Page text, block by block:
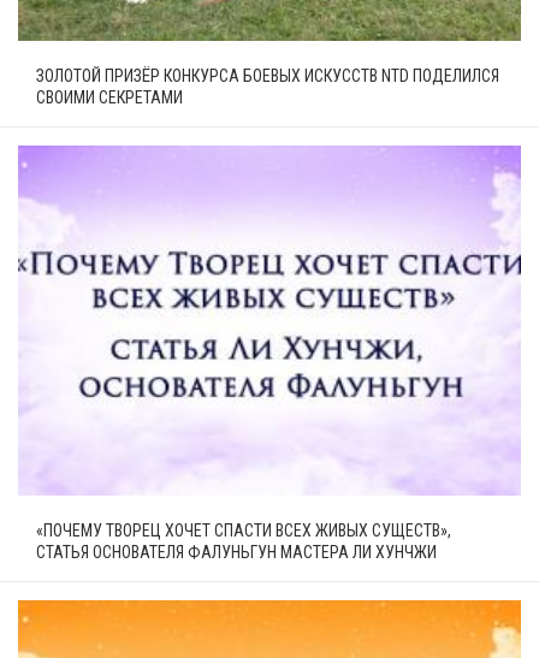
ЗОЛОТОЙ ПРИЗЁР КОНКУРСА БОЕВЫХ ИСКУССТВ NTD ПОДЕЛИЛСЯ
СВОИМИ СЕКРЕТАМИ
«ПОЧЕМУ ТВОРЕЦ ХОЧЕТ СПАСТИ ВСЕХ ЖИВЫХ СУЩЕСТВ»,
СТАТЬЯ ОСНОВАТЕЛЯ ФАЛУНЬГУН МАСТЕРА ЛИ ХУНЧЖИ